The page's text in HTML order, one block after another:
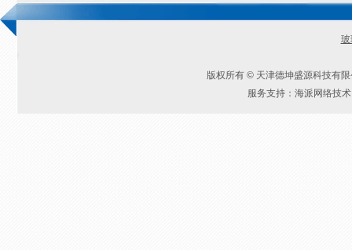
版权所有 © 天津德坤盛源科技有
服务支持：海派网络技